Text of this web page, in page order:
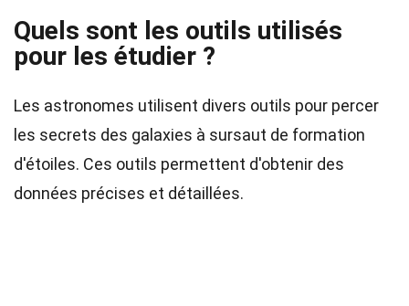
Quels sont les outils utilisés
pour les étudier ?
Les astronomes utilisent divers outils pour percer
les secrets des galaxies à sursaut de formation
d'étoiles. Ces outils permettent d'obtenir des
données précises et détaillées.